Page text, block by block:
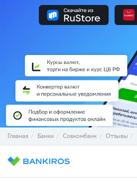
Главная Банки Совкомбанк Отзывы